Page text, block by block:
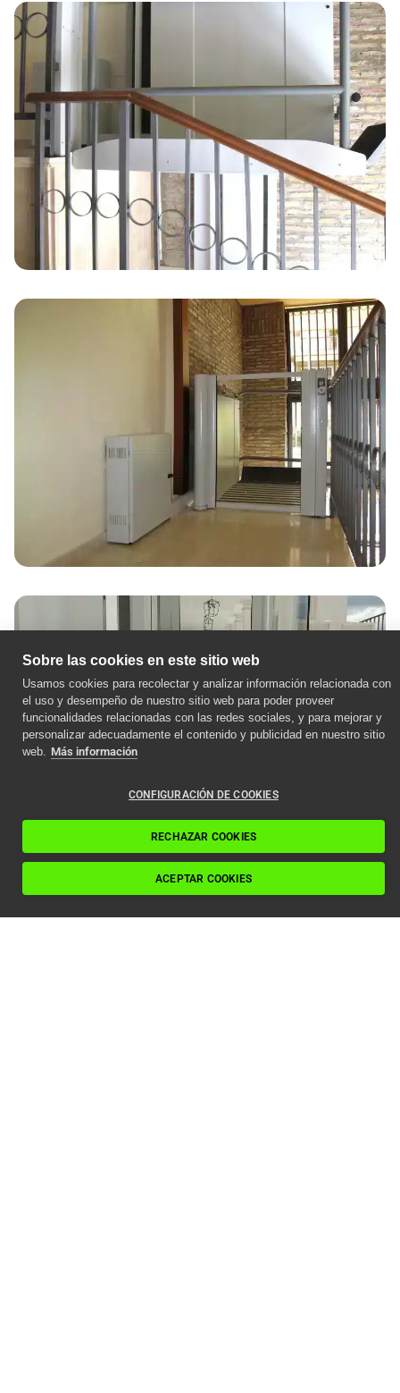
Sobre las cookies en este sitio web
Usamos cookies para recolectar y analizar información relacionada con
el uso y desempeño de nuestro sitio web para poder proveer
funcionalidades relacionadas con las redes sociales, y para mejorar y
personalizar adecuadamente el contenido y publicidad en nuestro sitio
web. Más información
CONFIGURACIÓN DE COOKIES
RECHAZAR COOKIES
ACEPTAR COOKIES